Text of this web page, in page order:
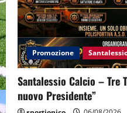
Promozione
Santalessio Calcio – Tre
nuovo Presidente”